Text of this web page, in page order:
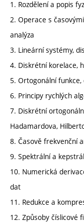
1. Rozdělení a popis
2. Operace s
analýza
3. Lineární systémy,
4. Diskrétní korelace,
5. Ortogonální
6. Principy rychlých
7. Diskrétní
Hadamardova,
8. Časově frekvenční
9. Spektrální a
10. Numerická
dat
11. Redukce a
12. Způsoby číslicové